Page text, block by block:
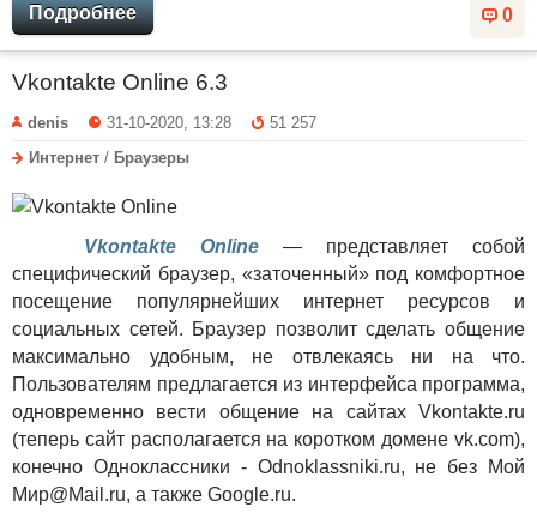
0
Подробнее
Vkontakte Online 6.3
denis 31-10-2020, 13:28
51 257
Интернет / Браузеры
Vkontakte Online — представляет собой
специфический браузер, «заточенный» под комфортное
посещение популярнейших интернет ресурсов и
социальных сетей. Браузер позволит сделать общение
максимально удобным, не отвлекаясь ни на что.
Пользователям предлагается из интерфейса программа,
одновременно вести общение на сайтах Vkontakte.ru
(теперь сайт располагается на коротком домене vk.com),
конечно Одноклассники - Odnoklassniki.ru, не без Мой
Мир@Mail.ru, а также Google.ru.